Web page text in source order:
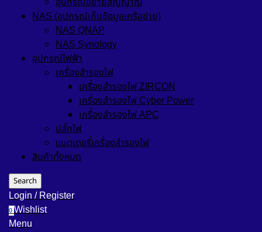
NAS (อุปกรณ์เก็บข้อมูลเครือข่าย)
NAS QNAP
NAS Synology
อุปกรณ์ไฟฟ้า
เครื่องสำรองไฟ
เครื่องสำรองไฟ ZIRCON
เครื่องสำรองไฟ Cyber Power
เครื่องสำรองไฟ APC
ปลั๊กไฟ
แบตเตอรี่เครื่องสำรองไฟ
สินค้าทั้งหมด
Search
Login / Register
0Wishlist
Menu